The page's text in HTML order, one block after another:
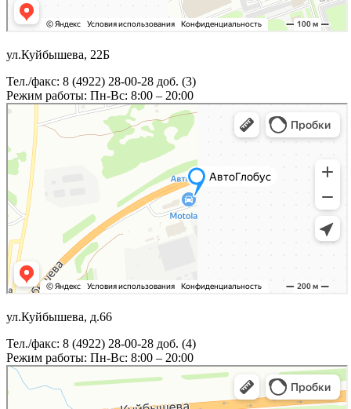
ул.Куйбышева, 22Б
Тел./факс: 8 (4922) 28-00-28 доб. (3)
Режим работы: Пн-Вс: 8:00 – 20:00
ул.Куйбышева, д.66
Тел./факс: 8 (4922) 28-00-28 доб. (4)
Режим работы: Пн-Вс: 8:00 – 20:00